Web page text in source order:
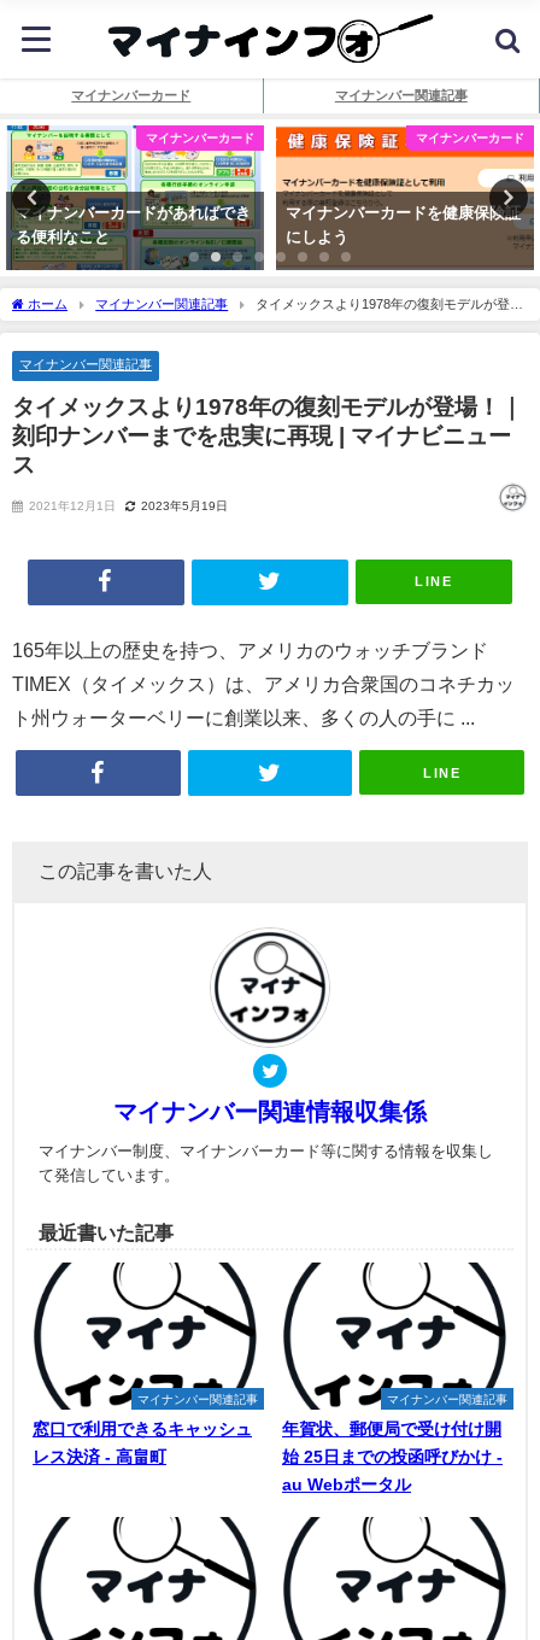
マイナンバーカード マイナンバー関連記事
マイナンバーカード
マイナンバーカードがあればでき
る便利なこと
マイナンバーカード
マイナンバーカードを健康保険証
にしよう
ホーム マイナンバー関連記事
タイメックスより1978年の復刻モデルが登
場！｜刻印ナンバーまでを忠実に再現 |マイナビニュース
マイナンバー関連記事
タイメックスより1978年の復刻モデルが登場！｜
刻印ナンバー までを忠実に再現 | マイナビニュー
ス
2021年12月1日 2023年5月19日
LINE
165年以上の歴史を持つ、アメリカのウォッチブランド
TIMEX（タイメックス）は、アメリカ合衆国のコネチカッ
ト州ウォーターベリーに創業以来、多くの人の手に ...
LINE
この記事を書いた人
マイナンバー関連情報収集係
マイナンバー制度、マイナンバーカード等に関する情報を収集し
て発信しています。
最近書いた記事
マイナンバー関連記事
窓口で利用できるキャッシュ
レス決済 - 高畠町
マイナンバー関連記事
年賀状、郵便局で受け付け開
始 25日までの投函呼びかけ -
au Webポータル